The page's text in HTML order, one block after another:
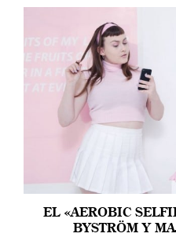
EL «AEROBIC
BYSTRÖM Y